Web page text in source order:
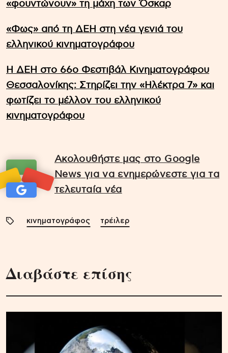
«φουντώνουν» τη μάχη των Όσκαρ
«Φως» από τη ΔΕΗ στη νέα γενιά του
ελληνικού κινηματογράφου
Η ΔΕΗ στο 66ο Φεστιβάλ Κινηματογράφου
Θεσσαλονίκης: Στηρίζει την «Ηλέκτρα 7» και
φωτίζει το μέλλον του ελληνικού
κινηματογράφου
Ακολουθήστε μας στο Google
News για να ενημερώνεστε για τα
τελευταία νέα
κινηματογράφος τρέιλερ
Διαβάστε επίσης